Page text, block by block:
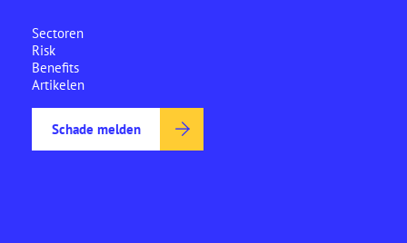
Sectoren
Risk
Benefits
Artikelen
Schade melden